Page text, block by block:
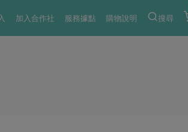
加入合作社 服務據點 購物說明 搜尋